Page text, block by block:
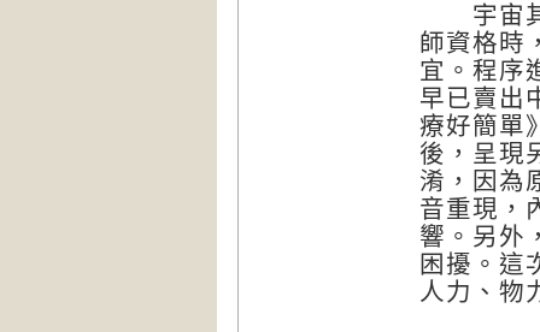
宇宙其
師資格時
宜。程序
早已賣出
療好簡單
後，呈現
淆，因為
音重現，
響。另外
困擾。這
人力、物